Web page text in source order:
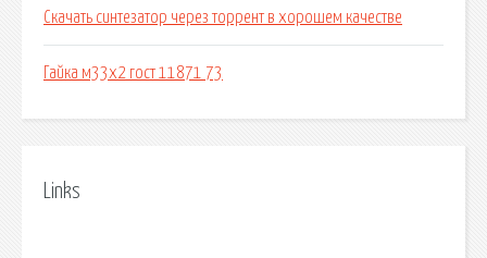
Скачать синтезатор через торрент в хорошем качестве
Гайка м33х2 гост 11871 73
Links